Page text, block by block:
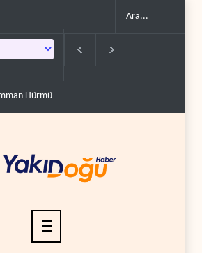
Hürmüz Boğazı için geçiş..